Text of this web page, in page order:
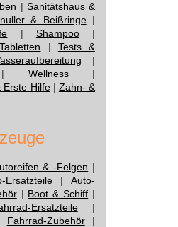
| Sanitätshaus &
& Beißringe|
| Shampoo|
Tabletten | Tests &
|
Wellness|
Erste Hilfe| Zahn- &
& -Felgen |
Ersatzteile| Auto-
| Boot & Schiff |
Ersatzteile|
Fahrrad-Zubehör|